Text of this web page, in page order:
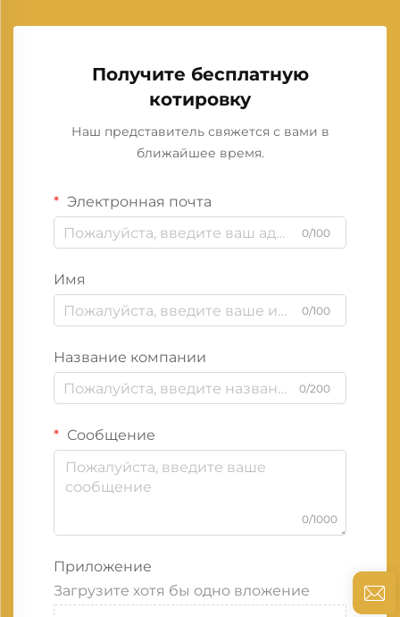
Получите бесплатную
котировку
Наш представитель свяжется с вами в
ближайшее время.
Электронная почта
0/100
Имя
0/100
Название компании
0/200
Сообщение
0/1000
Приложение
Загрузите хотя бы одно вложение